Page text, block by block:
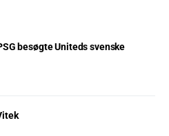
besøgte Uniteds svenske